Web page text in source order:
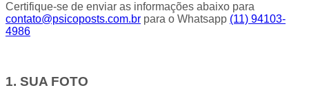
Certifique-se de enviar as informações abaixo para
contato@psicoposts.com.br para o Whatsapp (11) 94103-
4986
1. SUA FOTO